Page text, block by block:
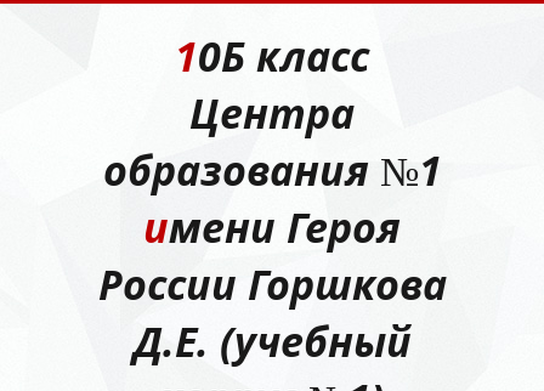
10Б класс
Центра
образования №1
имени Героя
России Горшкова
Д.Е. (учебный